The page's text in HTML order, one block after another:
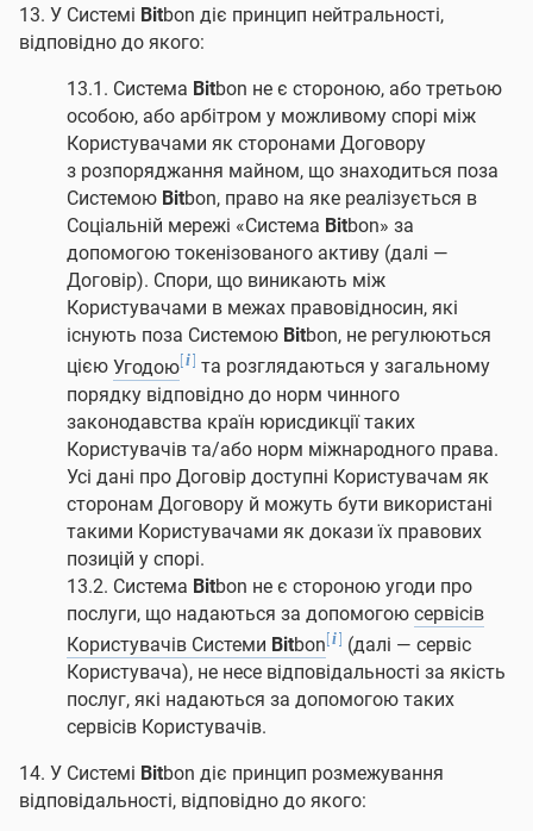
13. У Системі Bitbon діє принцип нейтральності,
відповідно до якого:
13.1. Система Bitbon не є стороною, або третьою
особою, або арбітром у можливому спорі між
Користувачами як сторонами Договору
з розпоряджання майном, що знаходиться поза
Системою Bitbon, право на яке реалізується в
Соціальній мережі «Система Bitbon» за
допомогою токенізованого активу (далі —
Договір). Спори, що виникають між
Користувачами в межах правовідносин, які
існують поза Системою Bitbon, не регулюються
цієюУгодою[i] та розглядаються у загальному
порядку відповідно до норм чинного
законодавства країн юрисдикції таких
Користувачів та/або норм міжнародного права.
Усі дані про Договір доступні Користувачам як
сторонам Договору й можуть бути використані
такими Користувачами як докази їх правових
позицій у спорі.
13.2. Система Bitbon не є стороною угоди про
послуги, що надаються за допомогоюсервісів
Користувачів Системи Bitbon[i] (далі — сервіс
Користувача), не несе відповідальності за якість
послуг, які надаються за допомогою таких
сервісів Користувачів.
14. У Системі Bitbon діє принцип розмежування
відповідальності, відповідно до якого: